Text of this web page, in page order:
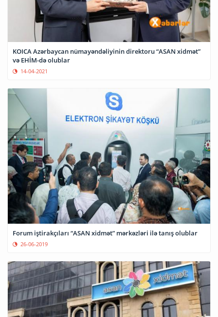
KOICA Azərbaycan nümayəndəliyinin direktoru “ASAN xidmət”
və EHİM-də olublar
14-04-2021
Forum iştirakçıları “ASAN xidmət” mərkəzləri ilə tanış olublar
26-06-2019